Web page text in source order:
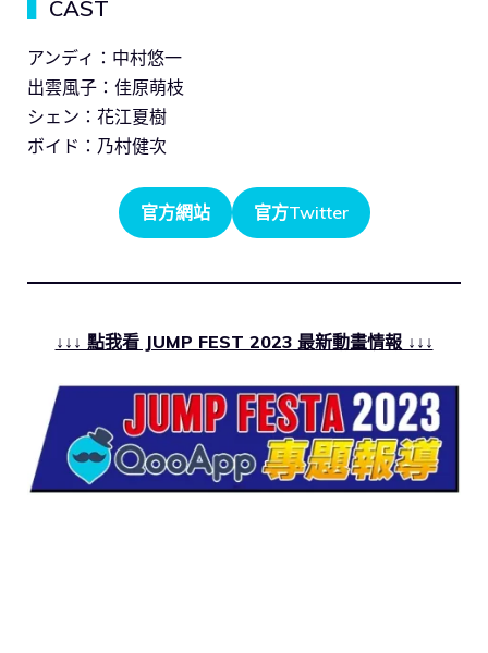
CAST
アンディ：中村悠一
出雲風子：佳原萌枝
シェン：花江夏樹
ボイド：乃村健次
官方網站 官方Twitter
↓↓↓ 點我看 JUMP FEST 2023 最新動畫情報 ↓↓↓